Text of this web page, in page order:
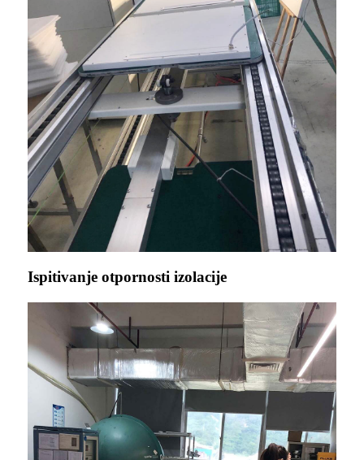
Ispitivanje otpornosti izolacije